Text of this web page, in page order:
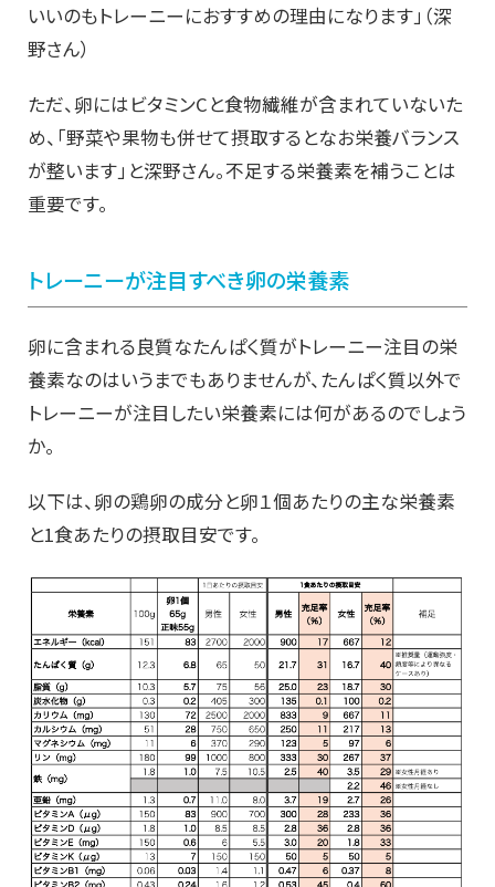
いいのもトレーニーにおすすめの理由になります」（深
野さん）
ただ、卵にはビタミンCと食物繊維が含まれていないた
め、「野菜や果物も併せて摂取するとなお栄養バランス
が整います」と深野さん。不足する栄養素を補うことは
重要です。
トレーニーが注目すべき卵の栄養素
卵に含まれる良質なたんぱく質がトレーニー注目の栄
養素なのはいうまでもありませんが、たんぱく質以外で
トレーニーが注目したい栄養素には何があるのでしょう
か。
以下は、卵の鶏卵の成分と卵１個あたりの主な栄養素
と1食あたりの摂取目安です。